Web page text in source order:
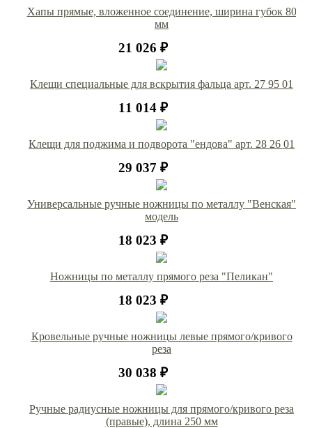
Хапы прямые, вложенное соединение, ширина губок 80
мм
21 026 ₽
Клещи специальные для вскрытия фальца арт. 27 95 01
11 014 ₽
Клещи для поджима и подворота "ендова" арт. 28 26 01
29 037 ₽
Универсальные ручные ножницы по металлу "Венская"
модель
18 023 ₽
Ножницы по металлу прямого реза "Пеликан"
18 023 ₽
Кровельные ручные ножницы левые прямого/кривого
реза
30 038 ₽
Ручные радиусные ножницы для прямого/кривого реза
(правые), длина 250 мм